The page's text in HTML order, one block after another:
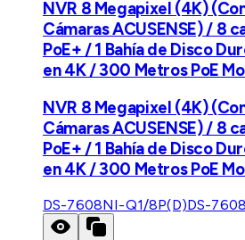
NVR 8 Megapixel (4K)
Cámaras ACUSENSE) / 8
PoE+ / 1 Bahía de Disco
en 4K / 300 Metros PoE
NVR 8 Megapixel (4K)
Cámaras ACUSENSE) / 8
PoE+ / 1 Bahía de Disco
en 4K / 300 Metros PoE
DS-7608NI-Q1/8P(D)DS-